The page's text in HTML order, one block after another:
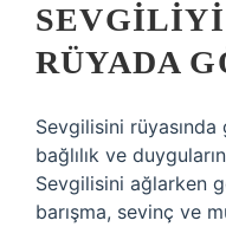
RÜYADA
Sevgilisini
bağlılık ve
Sevgilisini ağlarken
barışma, sevinç ve